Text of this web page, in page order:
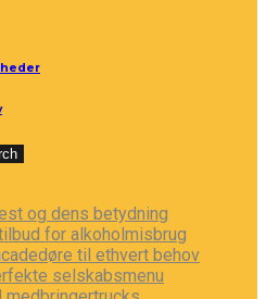
og dens betydning
for alkoholmisbrug
til ethvert behov
selskabsmenu